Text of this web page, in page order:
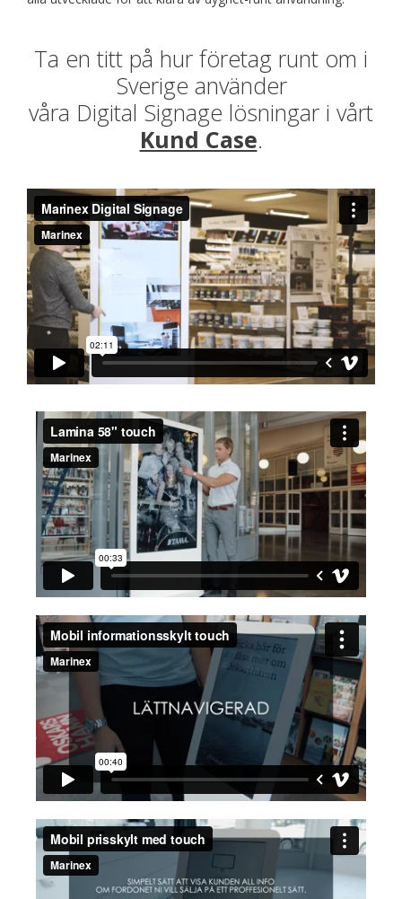
Ta en titt på hur företag runt om i
Sverige använder
våra Digital Signage lösningar i vårt
Kund Case.